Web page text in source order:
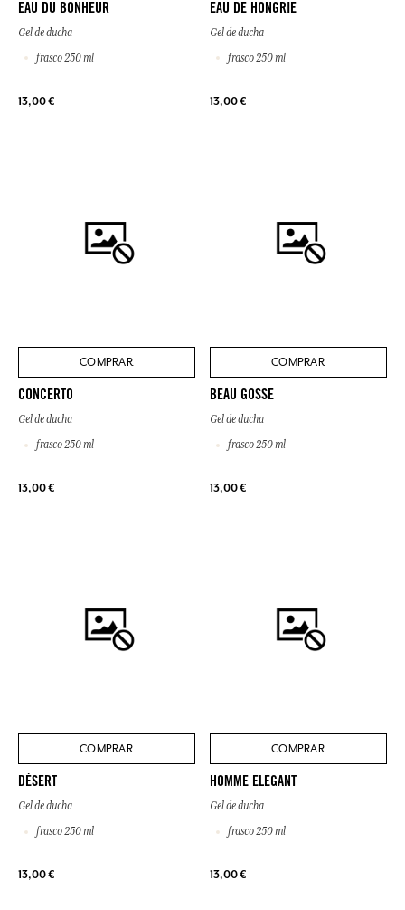
EAU DU BONHEUR
Gel de ducha
frasco 250 ml
13,00 €
EAU DE HONGRIE
Gel de ducha
frasco 250 ml
13,00 €
COMPRAR
CONCERTO
Gel de ducha
frasco 250 ml
13,00 €
COMPRAR
BEAU GOSSE
Gel de ducha
frasco 250 ml
13,00 €
COMPRAR
DÉSERT
Gel de ducha
frasco 250 ml
13,00 €
COMPRAR
HOMME ELEGANT
Gel de ducha
frasco 250 ml
13,00 €